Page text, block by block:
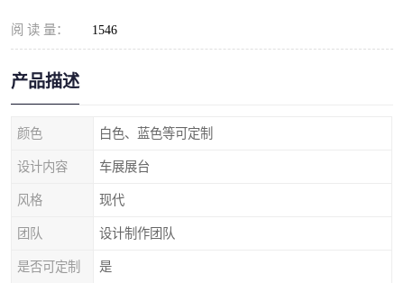
阅 读 量： 1546
产品描述
颜色 白色、蓝色等可定制
设计内容 车展展台
风格 现代
团队 设计制作团队
是否可定制 是